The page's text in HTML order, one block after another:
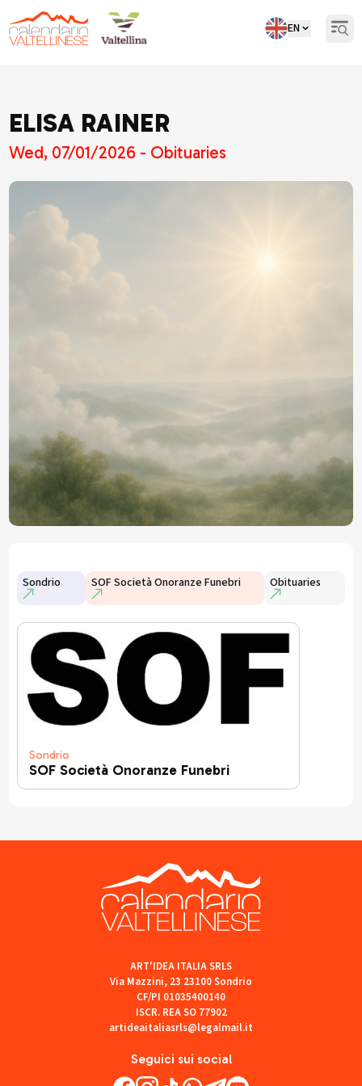
EN
ELISA RAINER
Wed, 07/01/2026 - Obituaries
Sondrio SOF Società Onoranze Funebri Obituaries
Sondrio
SOF Società Onoranze Funebri
Seguici sui social
ART'IDEA ITALIA SRLS
Via Mazzini, 23 23100 Sondrio
CF/PI 01035400140
ISCR. REA SO 77902
artideaitaliasrls@legalmail.it